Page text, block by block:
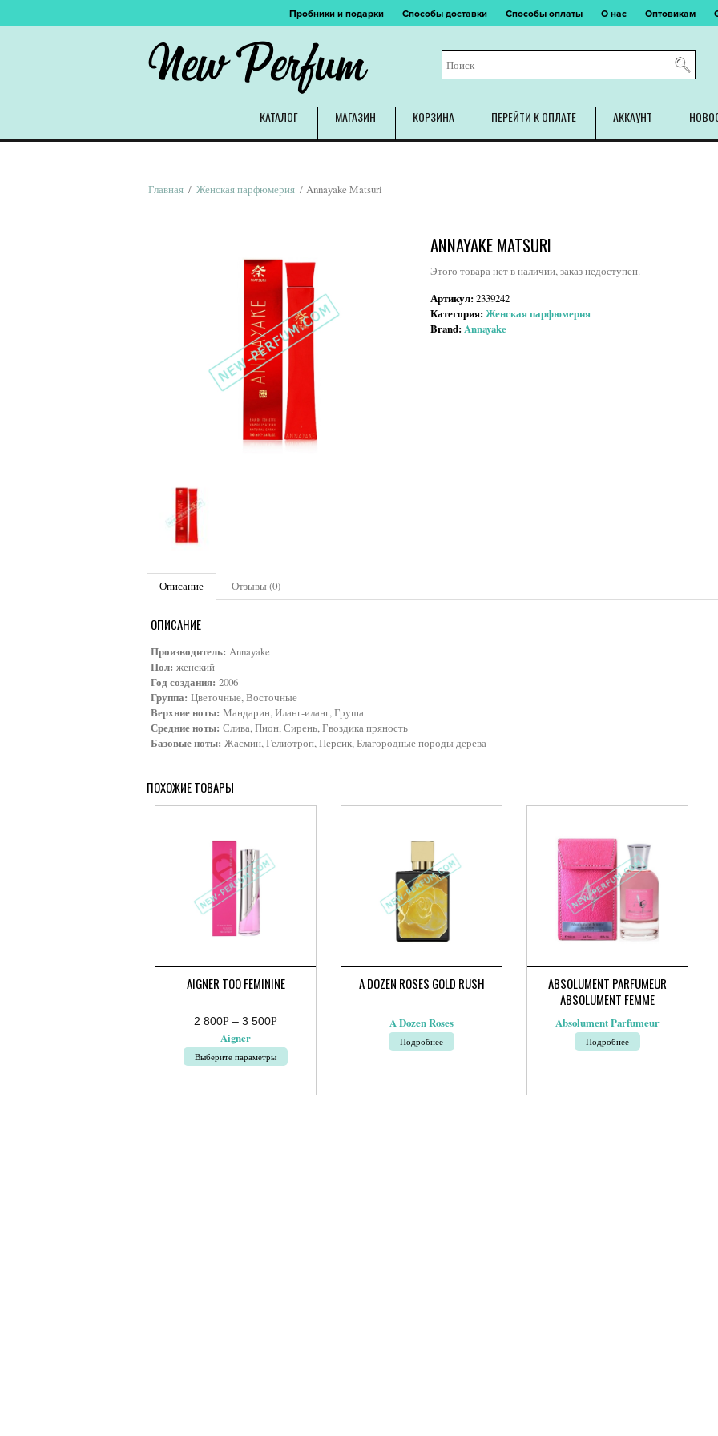
Пробники и подарки Способы доставки Способы оплаты О нас Оптовикам
New Perfum
КАТАЛОГ МАГАЗИН КОРЗИНА ПЕРЕЙТИ К ОПЛАТЕ АККАУНТ
Главная / Женская парфюмерия / Annayake Matsuri
ANNAYAKE MATSURI
Этого товара нет в наличии, заказ недоступен.
Артикул:2339242
Категория:Женская парфюмерия
Brand:Annayake
Описание Отзывы (0)
ОПИСАНИЕ
Производитель: Annayake
Пол: женский
Год создания: 2006
Группа: Цветочные, Восточные
Верхние ноты: Мандарин, Иланг-иланг, Груша
Средние ноты: Слива, Пион, Сирень, Гвоздика пряность
Базовые ноты: Жасмин, Гелиотроп, Персик, Благородные породы дерева
ПОХОЖИЕ ТОВАРЫ
AIGNER TOO FEMININE
2 800Р
УБ.
– 3 500Р
800руб.
500руб.
Aigner
Выберите параметры
товар
A DOZEN ROSES GOLD RUSH
A Dozen Roses
Подробнее
ABSOLUMENT PARFUMEUR
ABSOLUMENT FEMME
Absolument Parfumeur
Подробнее